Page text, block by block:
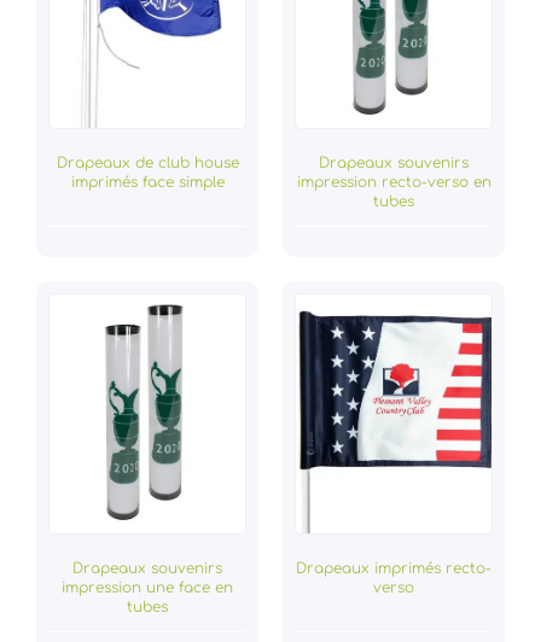
Drapeaux de club house
imprimés face simple
Drapeaux souvenirs
impression recto-verso en
tubes
Drapeaux souvenirs
impression une face en
tubes
Drapeaux imprimés recto-
verso